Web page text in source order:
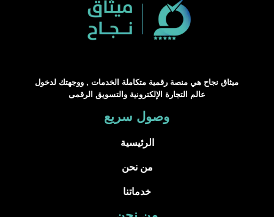
ميثاق نجاح هي منصة رقمية متكاملة الخدمات , ووجهتك لدخول
عالم التجارة الإلكترونية والتسويق الرقمى
وصول سريع
الرئيسية
من نحن
خدماتنا